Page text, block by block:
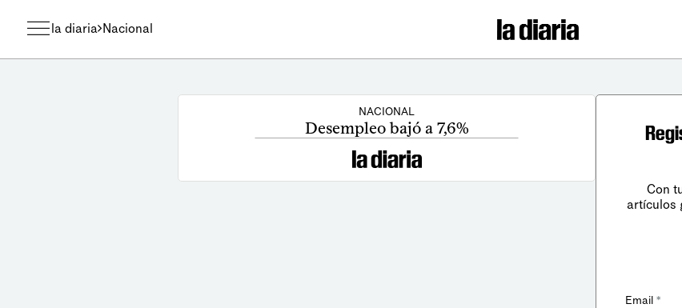
la diaria Nacional
NACIONAL
Desempleo bajó a 7,6%
Con
artículos
Email *